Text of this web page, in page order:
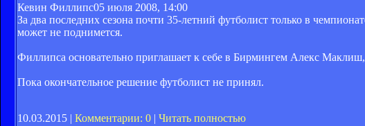
Кевин Филлипс05 июля 2008, 14:00
За два последних сезона почти 35-летний футболист только в
может не поднимется.
Филлипса основательно приглашает к себе в Бирмингем Алекс
Пока окончательное решение футболист не принял.
10.03.2015 | Комментарии: 0 | Читать полностью